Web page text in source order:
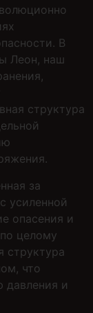
В
Леон, наш
структура
за
усиленной
опасения и
целому
структура
что
и